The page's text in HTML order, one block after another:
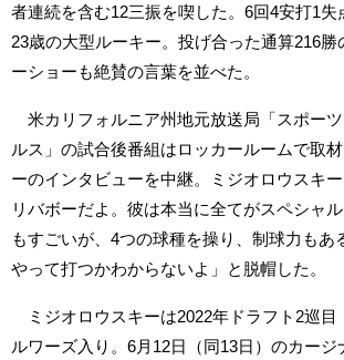
者連続を含む12三振を喫した。6回4安打1失
23歳の大型ルーキー。投げ合った通算216勝
ーショーも絶賛の言葉を並べた。
米カリフォルニア州地元放送局「スポー
ルス」の試合後番組はロッカールームで取
ーのインタビューを中継。ミジオロウスキ
リバボーだよ。彼は本当に全てがスペシャ
もすごいが、4つの球種を操り、制球力もあ
やって打つかわからないよ」と脱帽した。
ミジオロウスキーは2022年ドラフト2巡目
ルワーズ入り。6月12日（同13日）のカージ